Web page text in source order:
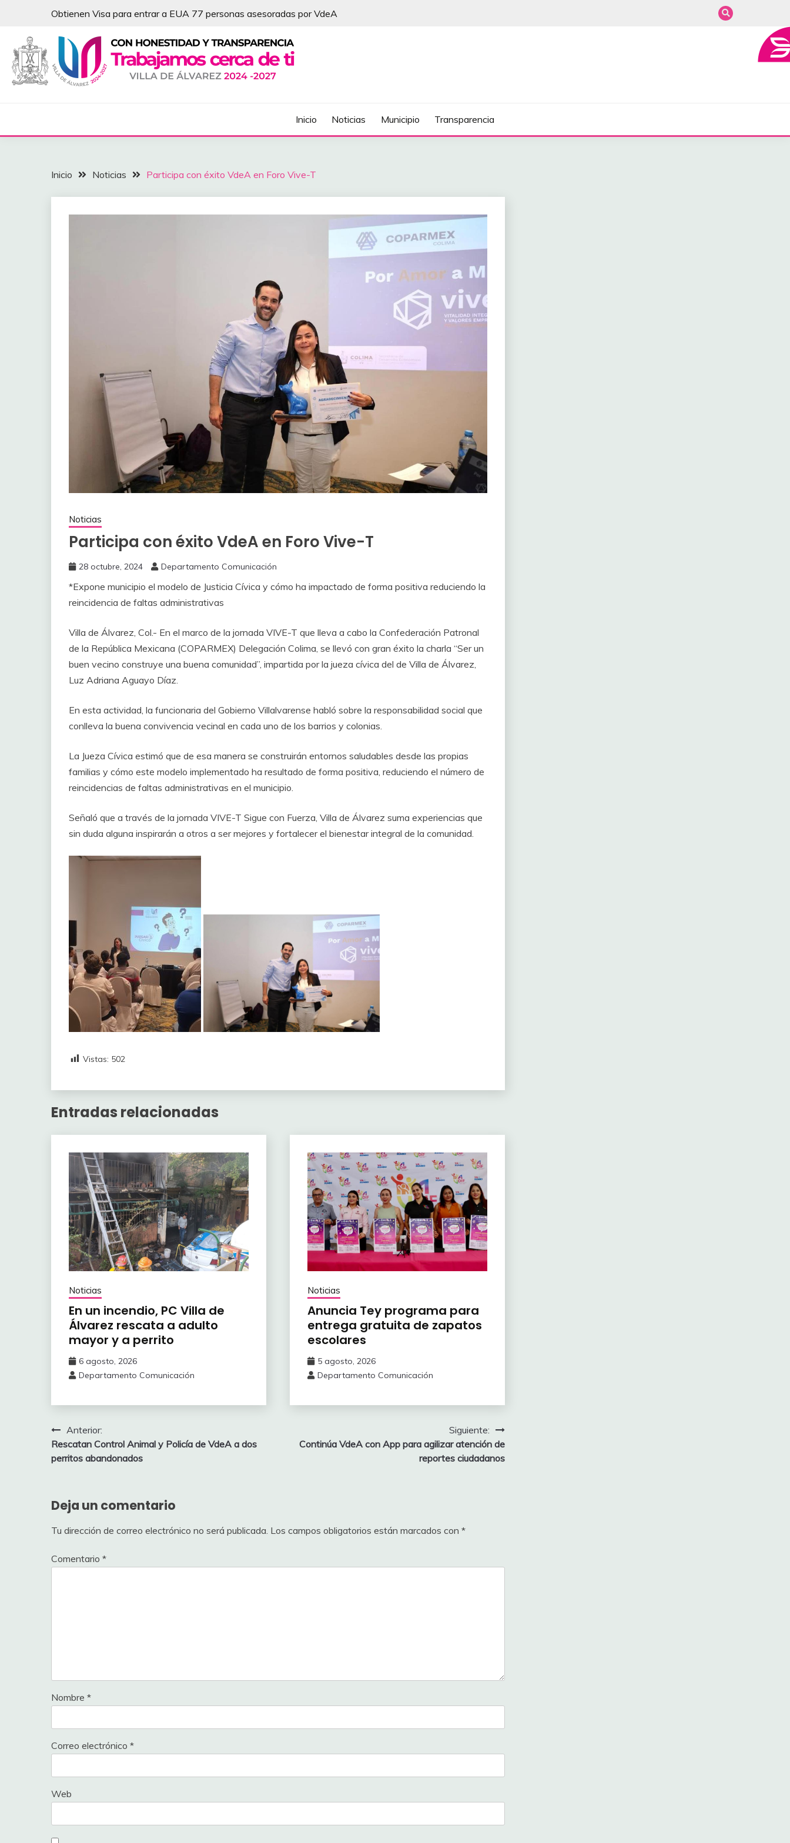
contenido
Obtienen Visa para entrar a EUA 77 personas asesoradas por VdeA
NOTICIAS – VILLA DEL ÁLVAREZ
Inicio Noticias Municipio Transparencia
Inicio Noticias Participa con éxito VdeA en Foro Vive-T
Noticias
Participa con éxito VdeA en Foro Vive-T
28 octubre, 2024 Departamento Comunicación
*Expone municipio el modelo de Justicia Cívica y cómo ha impactado de forma positiva reduciendo la
reincidencia de faltas administrativas
Villa de Álvarez, Col.- En el marco de la jornada VIVE-T que lleva a cabo la Confederación Patronal
de la República Mexicana (COPARMEX) Delegación Colima, se llevó con gran éxito la charla “Ser un
buen vecino construye una buena comunidad”, impartida por la jueza cívica del de Villa de Álvarez,
Luz Adriana Aguayo Díaz.
En esta actividad, la funcionaria del Gobierno Villalvarense habló sobre la responsabilidad social que
conlleva la buena convivencia vecinal en cada uno de los barrios y colonias.
La Jueza Cívica estimó que de esa manera se construirán entornos saludables desde las propias
familias y cómo este modelo implementado ha resultado de forma positiva, reduciendo el número de
reincidencias de faltas administrativas en el municipio.
Señaló que a través de la jornada VIVE-T Sigue con Fuerza, Villa de Álvarez suma experiencias que
sin duda alguna inspirarán a otros a ser mejores y fortalecer el bienestar integral de la comunidad.
Vistas: 502
Entradas relacionadas
Noticias
En un incendio, PC Villa de
Álvarez ‎rescata a adulto
mayor y a perrito
6 agosto, 2026
Departamento Comunicación
Noticias
Anuncia Tey programa para
entrega gratuita de zapatos
escolares
5 agosto, 2026
Departamento Comunicación
Navegación
de
Anterior:
Rescatan Control Animal y Policía de VdeA a dos
perritos abandonados
Siguiente:
Continúa VdeA con App para agilizar atención de
reportes ciudadanos
Deja un comentario
Tu dirección de correo electrónico no será publicada. Los campos obligatorios están marcados con *
Comentario *
Nombre *
Correo electrónico *
Web